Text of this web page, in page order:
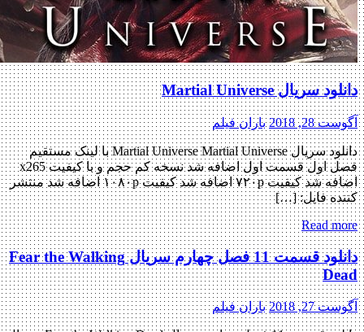
دانلود سریال Martial Universe
آگوست 28, 2018 باران فیلم
دانلود سریال Martial Universe Martial Universe با لینک مستقیم
فصل اول قسمت اول اضافه شد نسخه کم حجم و با کیفیت x265
اضافه شد کیفیت ۷۲۰p اضافه شد کیفیت ۱۰۸۰p اضافه شد منتشر
کننده فایل: […]
Read more
دانلود قسمت 11 فصل چهارم سریال Fear the Walking
Dead
آگوست 27, 2018 باران فیلم